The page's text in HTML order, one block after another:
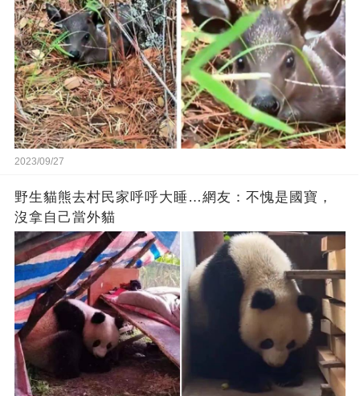
2023/09/27
野生貓熊去村民家呼呼大睡…網友：不愧是國寶，
沒拿自己當外貓